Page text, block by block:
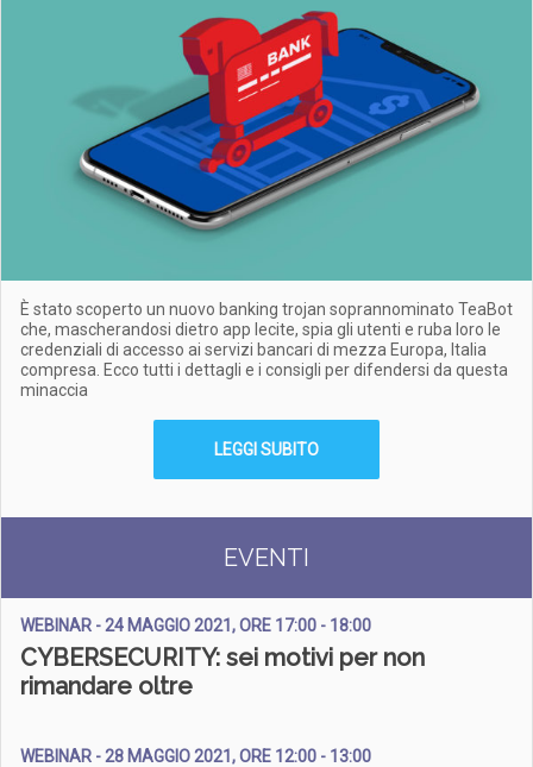
È stato scoperto un nuovo banking trojan soprannominato TeaBot
che, mascherandosi dietro app lecite, spia gli utenti e ruba loro le
credenziali di accesso ai servizi bancari di mezza Europa, Italia
compresa. Ecco tutti i dettagli e i consigli per difendersi da questa
minaccia
LEGGI SUBITO
EVENTI
WEBINAR - 24 MAGGIO 2021, ORE 17:00 - 18:00
CYBERSECURITY: sei motivi per non
rimandare oltre
WEBINAR - 28 MAGGIO 2021, ORE 12:00 - 13:00